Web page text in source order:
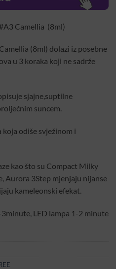
Camellia (8ml)
(8ml) dolazi iz posebne
u 3 koraka koji ne sadrže
sjajne,suptilne
suncem.
odiše svježinom i
kao što su Compact Milky
Aurora 3Step mjenjaju nijanse
kameleonski efekat.
LED lampa 1-2 minute